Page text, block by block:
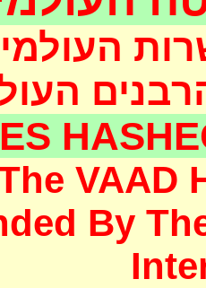
העולמי
VAAD
By